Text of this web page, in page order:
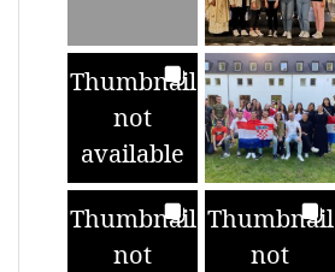
Thumbnail
not
available
Thumbnail
not
Thumbnail
not